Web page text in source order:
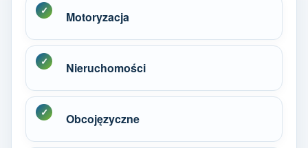
Motoryzacja
Nieruchomości
Obcojęzyczne